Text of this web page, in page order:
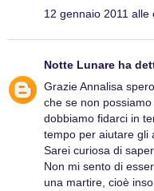
12 gennaio 2011 alle
Notte Lunare ha
Grazie Annalisa
che se non
dobbiamo fidarci in
tempo per aiutare gli
Sarei curiosa di
Non mi sento di
una martire, cioè